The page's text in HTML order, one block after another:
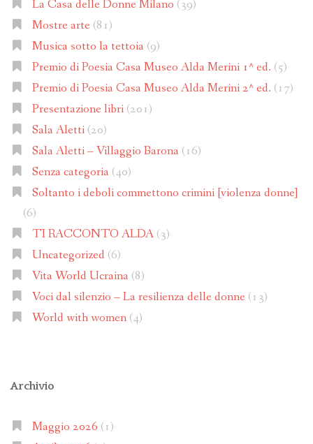
La Casa delle Donne Milano (39)
Mostre arte (81)
Musica sotto la tettoia (9)
Premio di Poesia Casa Museo Alda Merini 1^ ed. (5)
Premio di Poesia Casa Museo Alda Merini 2^ ed. (17)
Presentazione libri(201)
Sala Aletti(20)
Sala Aletti – Villaggio Barona (16)
Senza categoria (40)
Soltanto i deboli commettono crimini [violenza donne]
(6)
TI RACCONTO ALDA(3)
Uncategorized (6)
Vita World Ucraina (8)
Voci dal silenzio – La resilienza delle donne (13)
World with women(4)
Archivio
Maggio 2026 (1)